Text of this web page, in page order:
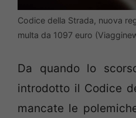
Codice della Strada, nuova
multa da 1097 euro
Da quando lo
introdotto il Codice
mancate le